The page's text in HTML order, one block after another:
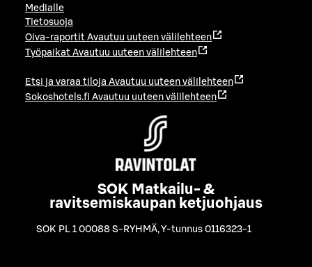
Medialle
Tietosuoja
Oiva-raportit Avautuu uuteen välilehteen
Työpaikat Avautuu uuteen välilehteen
Etsi ja varaa tiloja Avautuu uuteen välilehteen
Sokoshotels.fi Avautuu uuteen välilehteen
SOK Matkailu- &
ravitsemiskaupan ketjuohjaus
SOK PL 1 00088 S-RYHMÄ,Y-tunnus 0116323-1